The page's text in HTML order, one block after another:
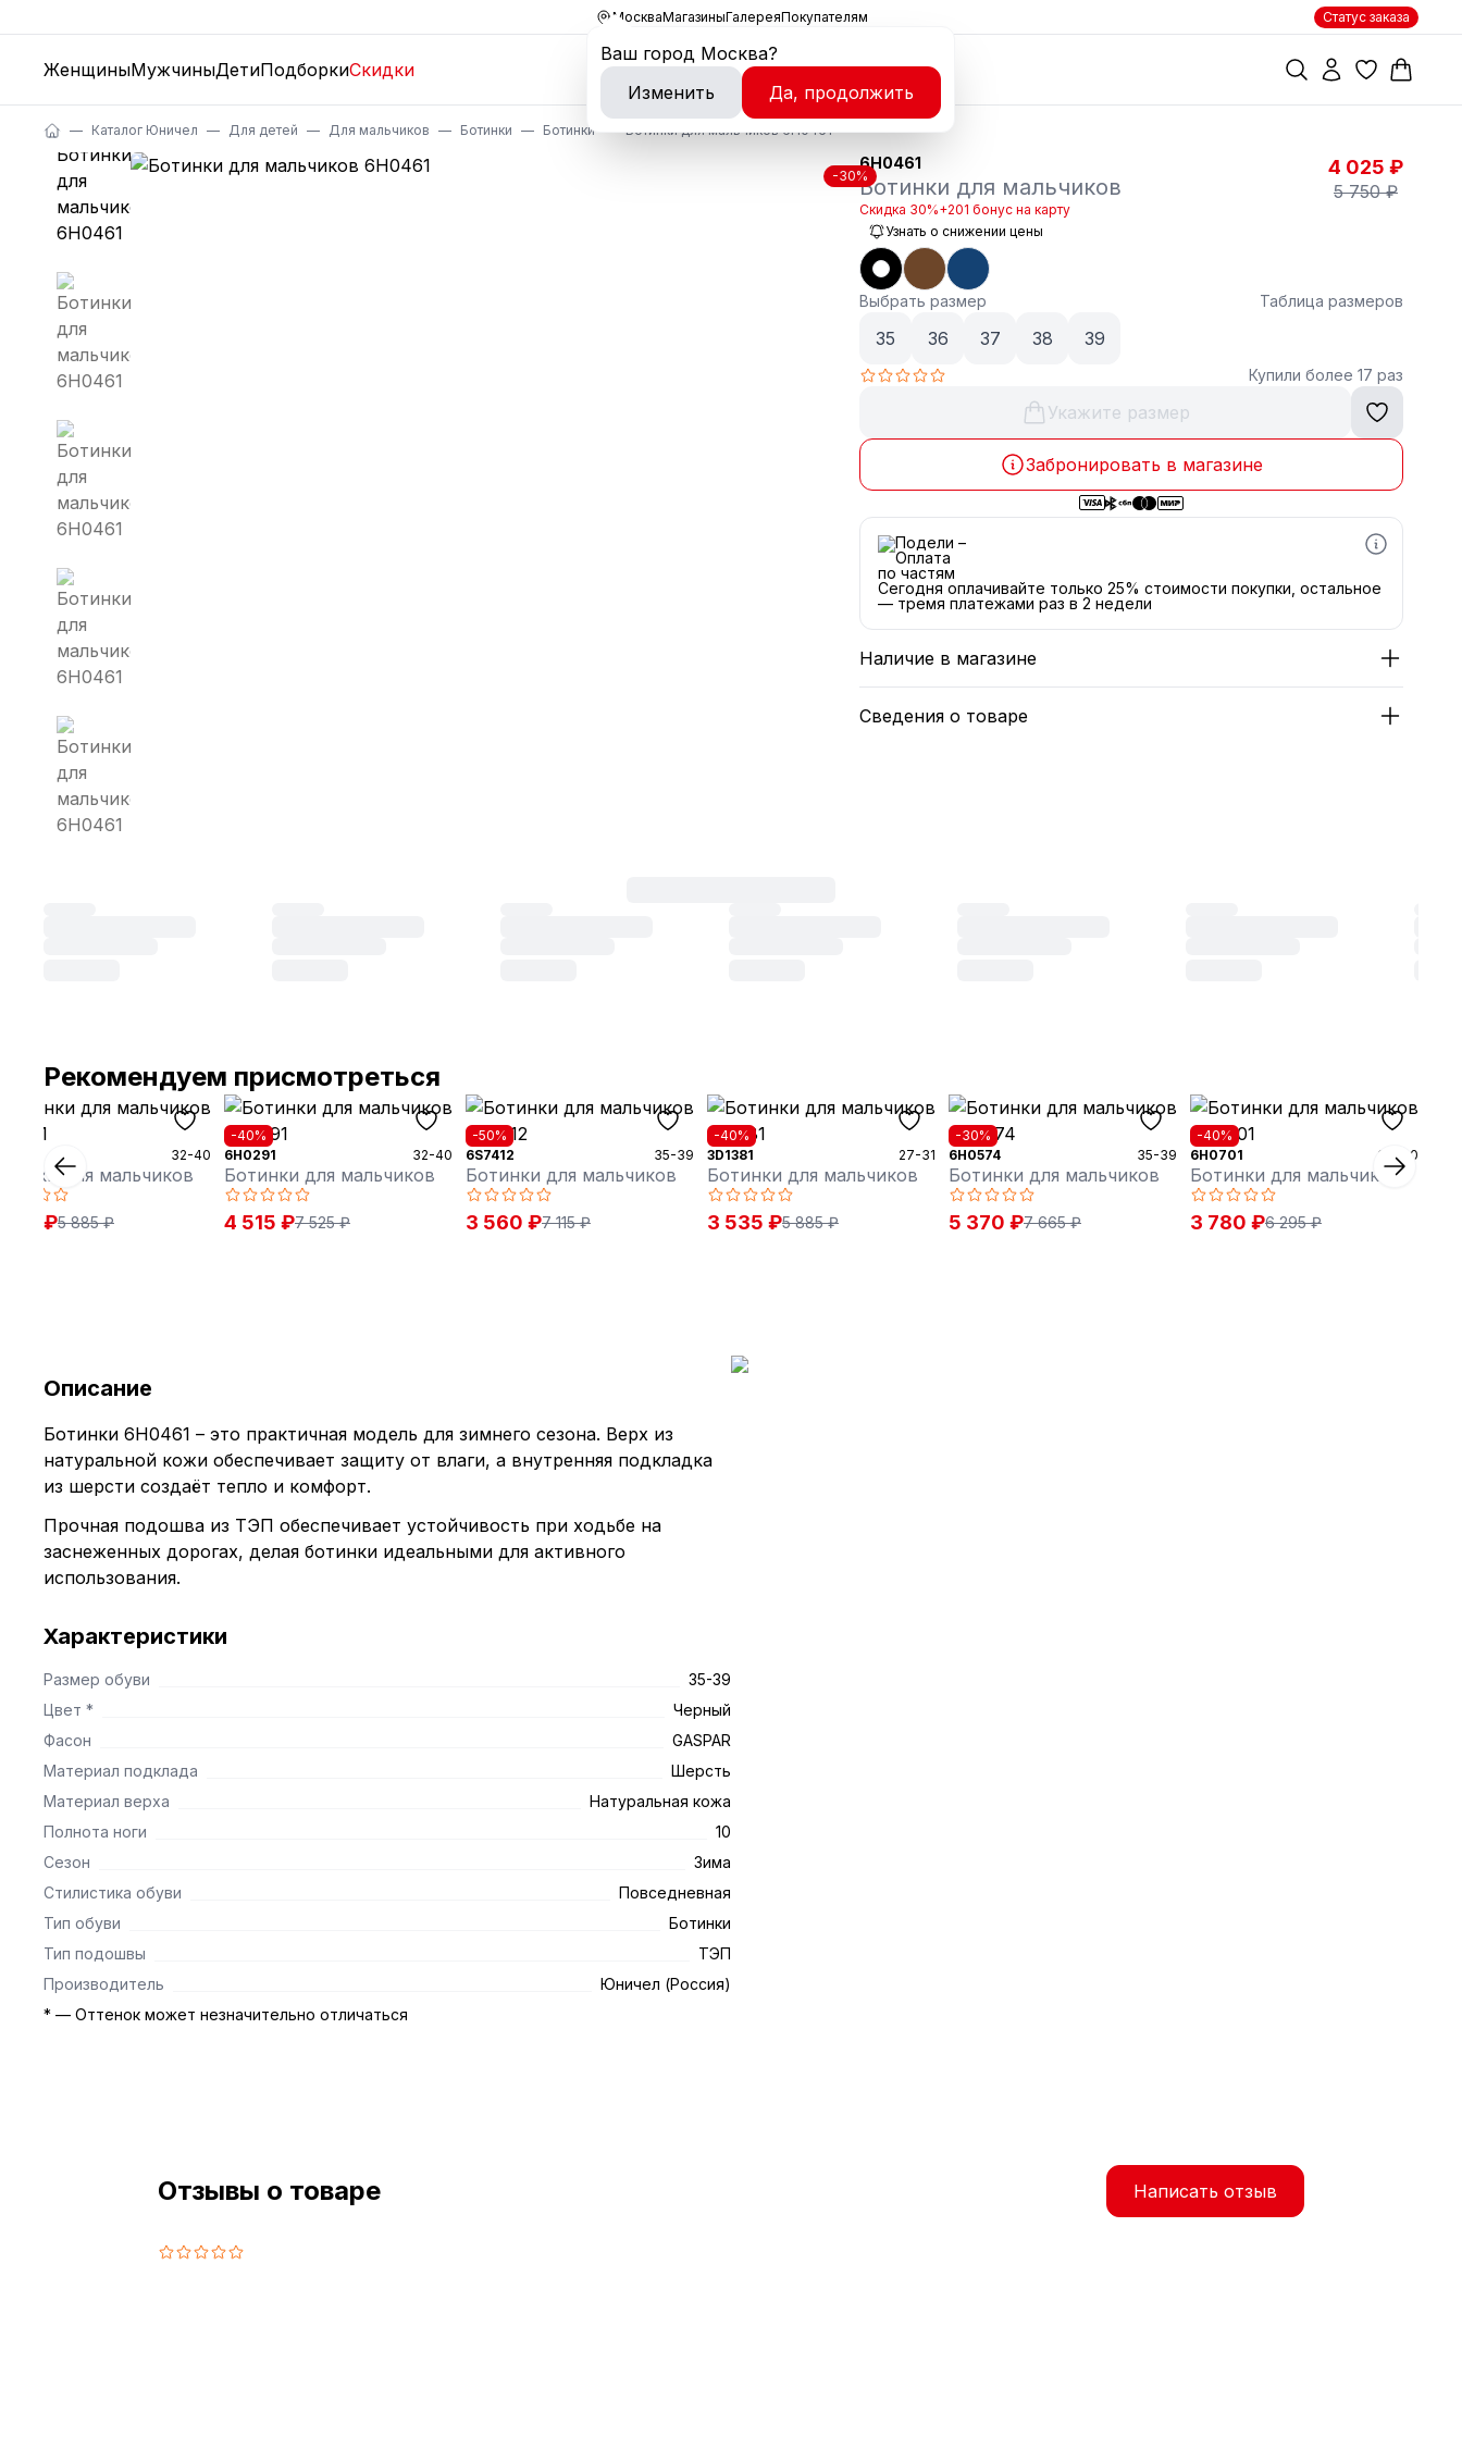
Москва
Ваш город Москва?
Изменить
Да, продолжить
МагазиныГалереяПокупателям Статус заказа
ЖенщиныМужчиныДетиПодборкиСкидки
Каталог Юничел Для детей Для мальчиков Ботинки Ботинки Ботинки для мальчиков 6H0461
-30% 4 025 ₽
5 750 ₽
6H0461
Ботинки для мальчиков
Скидка 30%+201 бонус на карту
Узнать о снижении цены
Выбрать размер Таблица размеров
35 36 37 38 39
Купили более 17 раз
Укажите размер
Забронировать в магазине
Сегодня оплачивайте только 25% стоимости покупки, остальное
— тремя платежами раз в 2 недели
Наличие в магазине
Сведения о товаре
Рекомендуем присмотреться
32-40
для мальчиков
₽5 885 ₽
-40%
6H0291
32-40
Ботинки для мальчиков
4 515 ₽7 525 ₽
-50%
6S7412
35-39
Ботинки для мальчиков
3 560 ₽7 115 ₽
-40%
3D1381
27-31
Ботинки для мальчиков
3 535 ₽5 885 ₽
-30%
6H0574
35-39
Ботинки для мальчиков
5 370 ₽7 665 ₽
-40%
6H0701
36-40
Ботинки для мальчиков
3 780 ₽6 295 ₽
Описание
Ботинки 6H0461 – это практичная модель для зимнего сезона. Верх из
натуральной кожи обеспечивает защиту от влаги, а внутренняя подкладка
из шерсти создаёт тепло и комфорт.
Прочная подошва из ТЭП обеспечивает устойчивость при ходьбе на
заснеженных дорогах, делая ботинки идеальными для активного
использования.
Характеристики
Размер обуви
35-39
Цвет *
Черный
Фасон
GASPAR
Материал подклада
Шерсть
Материал верха
Натуральная кожа
Полнота ноги
10
Сезон
Зима
Стилистика обуви
Повседневная
Тип обуви
Ботинки
Тип подошвы
ТЭП
Производитель
Юничел (Россия)
* — Оттенок может незначительно отличаться
Отзывы о товаре Написать отзыв